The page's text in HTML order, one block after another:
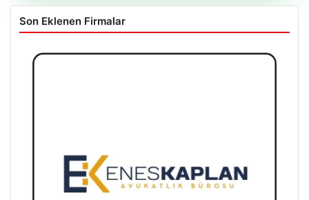
Son Eklenen Firmalar